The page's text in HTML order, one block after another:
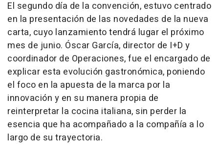
El segundo día de la convención, estuvo centrado
en la presentación de las novedades de la nueva
carta, cuyo lanzamiento tendrá lugar el próximo
mes de junio. Óscar García, director de I+D y
coordinador de Operaciones, fue el encargado de
explicar esta evolución gastronómica, poniendo
el foco en la apuesta de la marca por la
innovación y en su manera propia de
reinterpretar la cocina italiana, sin perder la
esencia que ha acompañado a la compañía a lo
largo de su trayectoria.